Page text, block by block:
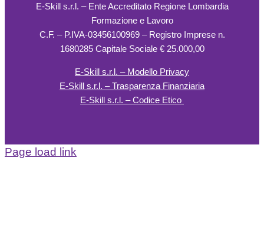
E-Skill s.r.l. – Ente Accreditato Regione Lombardia
Formazione e Lavoro
C.F. – P.IVA-03456100969 – Registro Imprese n.
1680285 Capitale Sociale € 25.000,00
E-Skill s.r.l. – Modello Privacy
E-Skill s.r.l. – Trasparenza Finanziaria
E-Skill s.r.l. – Codice Etico
Page load link